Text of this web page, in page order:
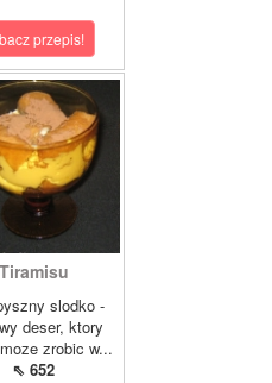
przepis!
Tiramisu
slodko -
deser, ktory
zrobic w...
⇖ 652